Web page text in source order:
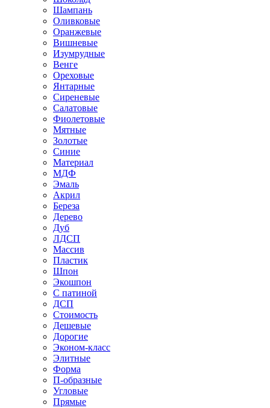
Шампань
Оливковые
Оранжевые
Вишневые
Изумрудные
Венге
Ореховые
Янтарные
Сиреневые
Салатовые
Фиолетовые
Мятные
Золотые
Синие
Материал
МДФ
Эмаль
Акрил
Береза
Дерево
Дуб
ЛДСП
Массив
Пластик
Шпон
Экошпон
С патиной
ДСП
Стоимость
Дешевые
Дорогие
Эконом-класс
Элитные
Форма
П-образные
Угловые
Прямые